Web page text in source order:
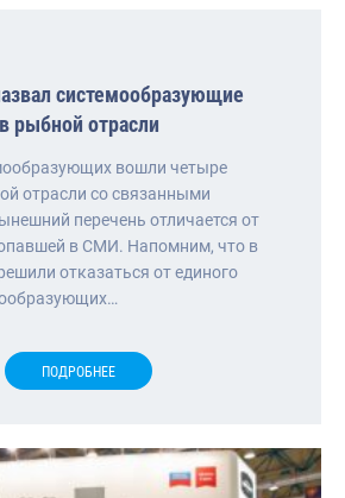
системообразующие
рыбной отрасли
вошли четыре
отрасли со связанными
перечень отличается от
в СМИ. Напомним, что в
отказаться от единого
ПОДРОБНЕЕ